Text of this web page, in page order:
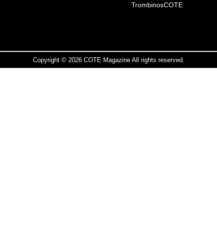
TrombinosCOTE
Copyright © 2026 COTE Magazine All rights reserved.